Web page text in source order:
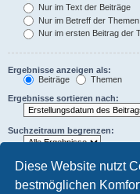
Diese Website nutzt
bestmöglichen
Nur im Text der Beiträge
Nur im Betreff der Themen
Nur im ersten Beitrag der
Ergebnisse anzeigen als:
Beiträge
Themen
Ergebnisse sortieren nach:
Suchzeitraum begrenzen:
Die ersten:
Zeichen